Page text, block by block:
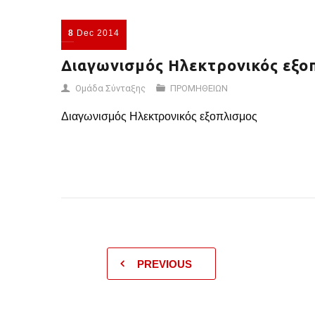
8 Dec 2014
Διαγωνισμός Ηλεκτρονικός
Ομάδα Σύνταξης ΠΡΟΜΗΘΕΙΩΝ
Διαγωνισμός Ηλεκτρονικός εξοπλισμος
PREVIOUS